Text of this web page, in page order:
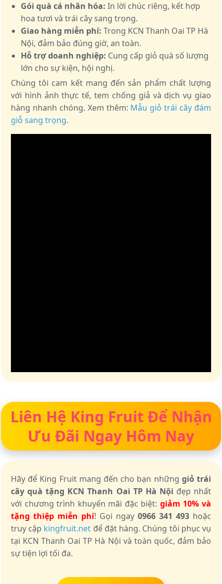
Gói quà cá nhân hóa: In lời chúc riêng, kết hợp
hoa tươi và trái cây sang trọng.
Giao hàng miễn phí: Trong KCN Thanh Oai TP Hà
Nội, đảm bảo đúng giờ, an toàn.
Hỗ trợ doanh nghiệp: Cung cấp giỏ quà số lượng
lớn cho sự kiện, hội nghị.
Chúng tôi cam kết mang đến sản phẩm chất lượng
với hình ảnh thực tế, tem chống giả và dịch vụ giao
hàng nhanh chóng. Xem thêm: Mẫu giỏ trái cây đám
giỗ sang trọng.
Liên Hệ King Fruit Để Nhận
Ưu Đãi Ngay Hôm Nay
Hãy để King Fruit mang đến cho bạn những giỏ trái
cây quà tặng KCN Thanh Oai TP Hà Nội đẹp nhất
với chương trình khuyến mãi đặc biệt: giảm 10% và
tặng thiệp miễn phí! Gọi ngay 0966 341 493 hoặc
truy cập kingfruit.net để đặt hàng. Chúng tôi phục vụ
tại KCN Thanh Oai TP Hà Nội và toàn quốc, đảm bảo
sự tiện lợi tối đa.